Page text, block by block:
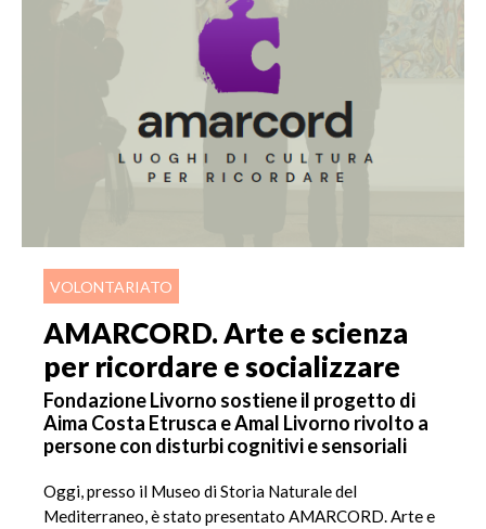
VOLONTARIATO
AMARCORD. Arte e scienza
per ricordare e socializzare
Fondazione Livorno sostiene il progetto di
Aima Costa Etrusca e Amal Livorno rivolto a
persone con disturbi cognitivi e sensoriali
Oggi, presso il Museo di Storia Naturale del
Mediterraneo, è stato presentato AMARCORD. Arte e